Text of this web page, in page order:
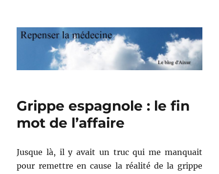
Repenser la médecine
Grippe espagnole : le fin
mot de l’affaire
Jusque là, il y avait un truc qui me manquait
pour remettre en cause la réalité de la grippe